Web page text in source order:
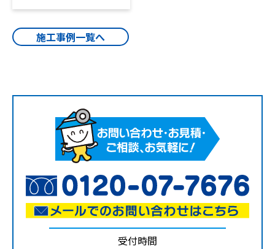
施工事例一覧へ
受付時間